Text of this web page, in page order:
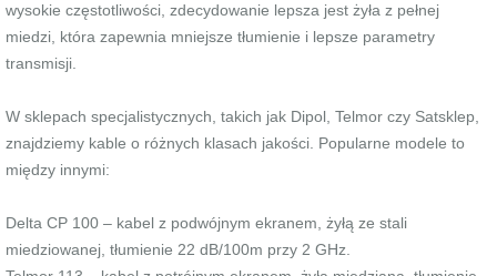
wysokie częstotliwości, zdecydowanie lepsza jest żyła z pełnej
miedzi, która zapewnia mniejsze tłumienie i lepsze parametry
transmisji.
W sklepach specjalistycznych, takich jak Dipol, Telmor czy Satsklep,
znajdziemy kable o różnych klasach jakości. Popularne modele to
między innymi:
Delta CP 100 – kabel z podwójnym ekranem, żyłą ze stali
miedziowanej, tłumienie 22 dB/100m przy 2 GHz.